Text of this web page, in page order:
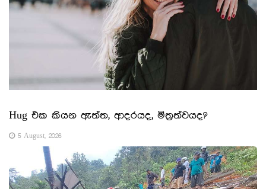
Hug එක කියන ඇත්ත, ආදරයද, මිත්‍රත්වයද?
5 August, 2026